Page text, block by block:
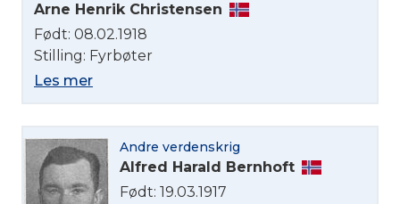
Arne Henrik Christensen
Født: 08.02.1918
Stilling: Fyrbøter
Les mer
Andre verdenskrig
Alfred Harald Bernhoft
Født: 19.03.1917